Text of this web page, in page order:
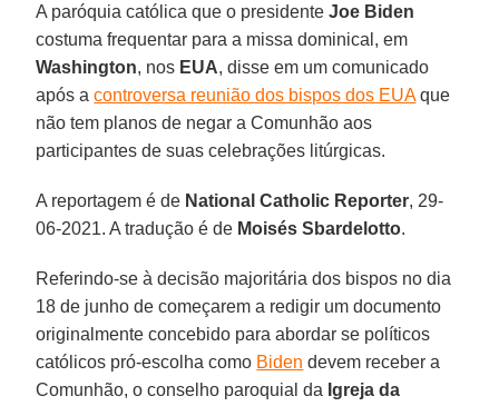
A paróquia católica que o presidenteJoe Biden
costuma frequentar para a missa dominical, em
Washington, nos EUA, disse em um comunicado
após acontroversa reunião dos bispos dos EUAque
não tem planos de negar a Comunhão aos
participantes de suas celebrações litúrgicas.
A reportagem é de National Catholic Reporter, 29-
06-2021. A tradução é de Moisés Sbardelotto.
Referindo-se à decisão majoritária dos bispos no dia
18 de junho de começarem a redigir um documento
originalmente concebido para abordar se políticos
católicos pró-escolha como Biden devem receber a
Comunhão, o conselho paroquial da Igreja da